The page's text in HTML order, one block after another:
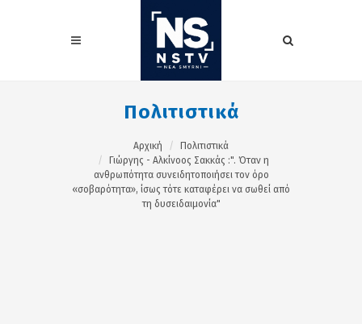
Πολιτιστικά
Αρχική
Πολιτιστικά
Γιώργης - Αλκίνοος Σακκάς :". Όταν η
ανθρωπότητα συνειδητοποιήσει τον όρο
«σοβαρότητα», ίσως τότε καταφέρει να σωθεί από
τη δυσειδαιμονία"